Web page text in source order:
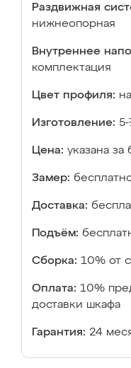
Раздвижная
нижнеопорная
Внутреннее
комплектация
Цвет профиля:
Изготовление:
Цена: указана
Замер:
Доставка:
Подъём:
Сборка: 10% от
Оплата: 10%
доставки шкафа
Гарантия: 24